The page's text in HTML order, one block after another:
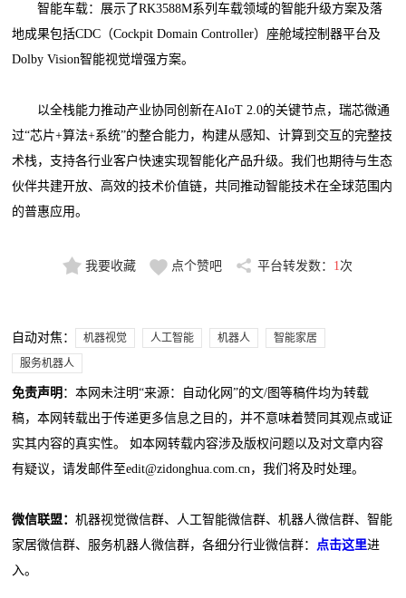
智能车载：展示了RK3588M系列车载领域的智能升级方案及落
地成果包括CDC（Cockpit Domain Controller）座舱域控制器平台及
Dolby Vision智能视觉增强方案。
以全栈能力推动产业协同创新在AIoT 2.0的关键节点，瑞芯微通
过“芯片+算法+系统”的整合能力，构建从感知、计算到交互的完整技
术栈，支持各行业客户快速实现智能化产品升级。我们也期待与生态
伙伴共建开放、高效的技术价值链，共同推动智能技术在全球范围内
的普惠应用。
我要收藏 点个赞吧 平台转发数： 1 次
自动对焦： 机器视觉 人工智能 机器人
智能家居
服务机器人
免责声明 ：本网未注明“来源：自动化网”的文/图等稿件均为转载
稿，本网转载出于传递更多信息之目的，并不意味着赞同其观点或证
实其内容的真实性。 如本网转载内容涉及版权问题以及对文章内容
有疑议，请发邮件至edit@zidonghua.com.cn，我们将及时处理。
微信联盟：机器视觉微信群、人工智能微信群、机器人微信群、智能
家居微信群、服务机器人微信群，各细分行业微信群：
点击这里进
入。